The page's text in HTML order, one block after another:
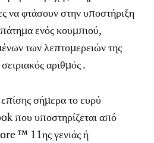
να φτάσουν στην υποστήριξη
ενός κουμπιού,
των λεπτομερειών της
αριθμός .
σήμερα το ευρύ
που υποστηρίζεται από
™ 11ης γενιάς ή